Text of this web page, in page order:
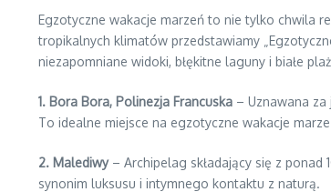
Egzotyczne wakacje marzeń to nie tylko chwila
tropikalnych klimatów przedstawiamy
niezapomniane widoki, błękitne laguny i białe
1. Bora Bora, Polinezja Francuska – Uznawana
To idealne miejsce na egzotyczne wakacje
2. Malediwy– Archipelag składający się z ponad
synonim luksusu i intymnego kontaktu z naturą.